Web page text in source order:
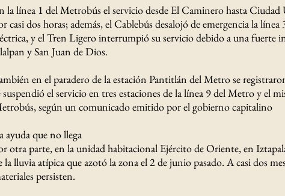
la línea 1 del Metrobús el servicio desde El Caminero hasta
casi dos horas; además, el Cablebús desalojó de emergencia la
y el Tren Ligero interrumpió su servicio debido a una fuerte
y San Juan de Dios.
en el paradero de la estación Pantitlán del Metro se
suspendió el servicio en tres estaciones de la línea 9 del Metro y el
según un comunicado emitido por el gobierno capitalino
ayuda que no llega
otra parte, en la unidad habitacional Ejército de Oriente, en
la lluvia atípica que azotó la zona el 2 de junio pasado. A casi dos
persisten.